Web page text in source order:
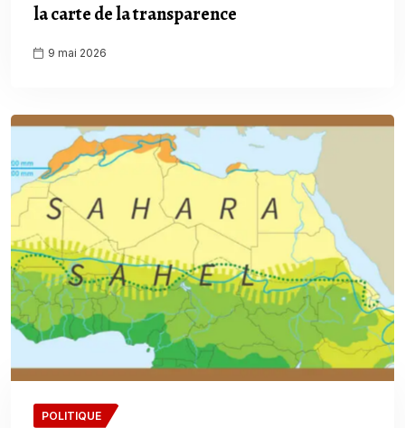
la carte de la transparence
9 mai 2026
POLITIQUE